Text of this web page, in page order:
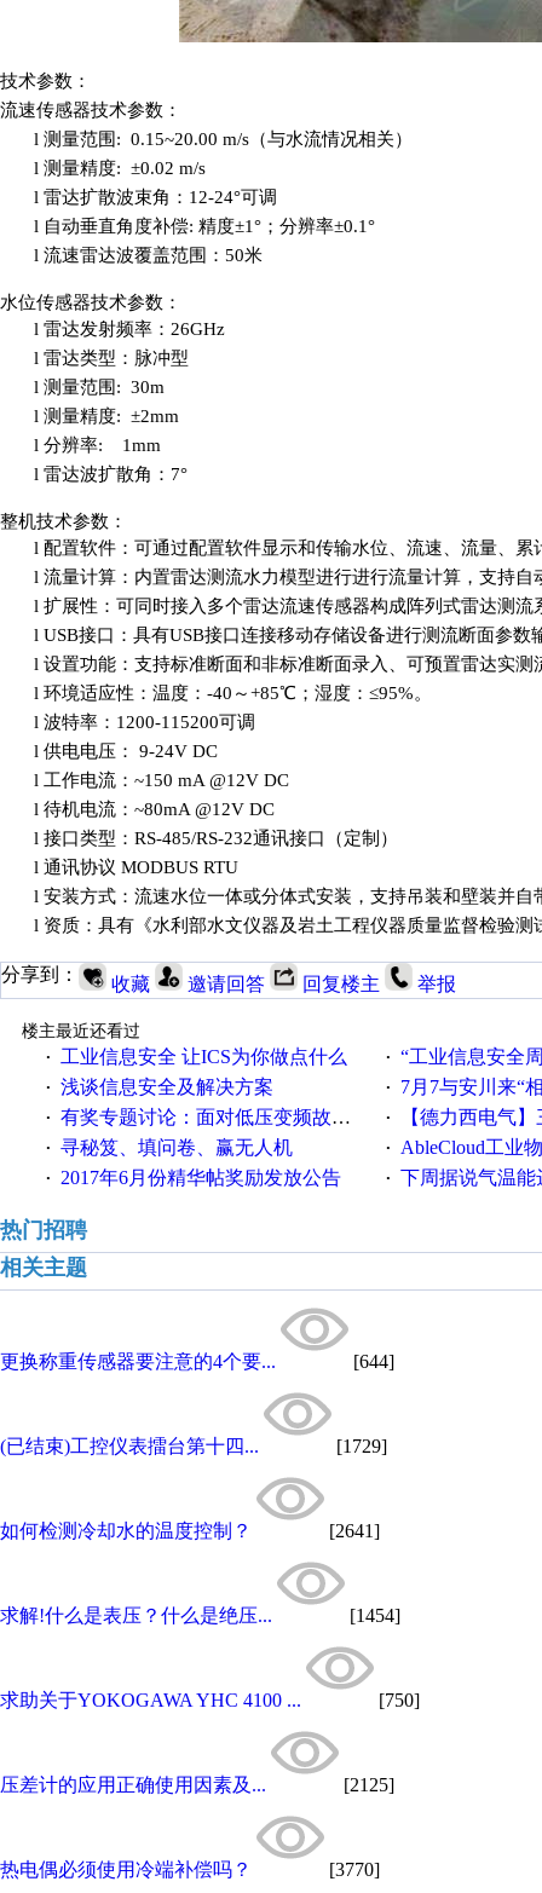
技术参数：
流速传感器技术参数：
l 测量范围 : 0.15~20.00 m/s（与水流情况相关）
l 测量精度: ±0.02 m/s
l 雷达扩散波束角： 12-24°可调
l 自动垂直角度补偿: 精度±1°；分辨率±0.1°
l 流速雷达波覆盖范围： 50米
水位传感器技术参数：
l 雷达发射频率： 26GHz
l 雷达类型：脉冲型
l 测量范围 : 30m
l 测量精度: ±2mm
l 分辨率: 1mm
l 雷达波扩散角： 7°
整机技术参数：
l 配置软件：可通过配置软件显示和传输水位、流速、流量、累
l 流量计算 ：内置雷达测流水力模型进行进行流量计算，支持自
l 扩展性：可同时接入多个雷达流速传感器构成阵列式雷达测流
l USB接口：具有USB接口连接移动存储设备进行测流断面参数
l 设置功能：支持标准断面和非标准断面录入、可预置雷达实
l 环境适应性 ：温度： -40～+85℃；湿度：≤95%。
l 波特率： 1200-115200可调
l 供电电压 ：
9-24V DC
l 工作电流 ： ~150 mA @12V DC
l 待机电流： ~80mA @12V DC
l 接口类型： RS-485/RS-232通讯接口（定制）
l 通讯协议 MODBUS RTU
l 安装方式：流速水位一体或分体式安装，支持吊装和壁装并自
l 资质：具有《水利部水文仪器及岩土工程仪器质量监督检验
分享到： 收藏 邀请回答 回复楼主 举报
楼主最近还看过
·
工业信息安全 让ICS为你做点什么 · “工业信息安全周之我见”
· 浅谈信息安全及解决方案 · 7月7与安川来“
· 有奖专题讨论：面对低压变频故障，老手是这样解决的！ · 【德力西电气】三
· 寻秘笈、填问卷、赢无人机 · AbleCloud工业物联
· 2017年6月份精华帖奖励发放公告 · 下周据说气温能
热门招聘
相关主题
更换称重传感器要注意的4个要... [644]
(已结束)工控仪表擂台第十四... [1729]
如何检测冷却水的温度控制？ [2641]
求解!什么是表压？什么是绝压... [1454]
求助关于YOKOGAWA YHC 4100 ... [750]
压差计的应用正确使用因素及... [2125]
热电偶必须使用冷端补偿吗？ [3770]